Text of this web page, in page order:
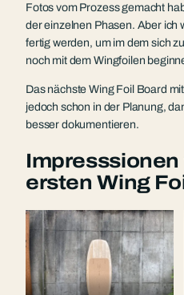
Fotos vom Prozess gemacht
der einzelnen Phasen. Aber ich
fertig werden, um im dem sich
noch mit dem Wingfoilen
Das nächste Wing Foil Board
jedoch schon in der Planung,
besser dokumentieren.
ersten Wing